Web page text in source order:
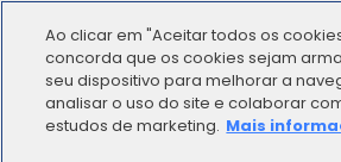
© 2012 - 2025 | Workana LLC -
reservados
Ao clicar em "Aceitar todos os
concorda que os cookies sejam
seu dispositivo para melhorar a
analisar o uso do site e colaborar
estudos de marketing. Mais